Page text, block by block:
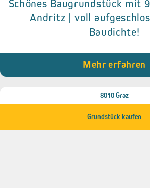
Details zum Objekt
● Altbestand vorhanden
● Hohe Baudichte! Bis zu 0,8.
Schönes Baugrundstück mit
Andritz | voll
Baudichte!
Mehr erfahren
8010 Graz
Grundstück kaufen